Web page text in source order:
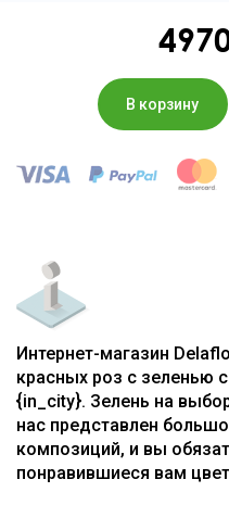
В корзину
Интернет-магазин
красных роз с зеленью
{in_city}. Зелень на
нас представлен
композиций, и вы
понравившиеся вам